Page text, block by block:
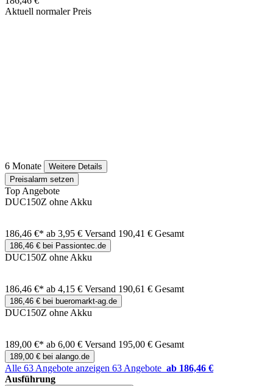
Aktuell normaler Preis
6 Monate
Weitere Details
Preisalarm setzen
Top Angebote
DUC150Z ohne Akku
186,46 €* ab 3,95 € Versand 190,41 € Gesamt
186,46 € bei Passiontec.de
DUC150Z ohne Akku
186,46 €* ab 4,15 € Versand 190,61 € Gesamt
186,46 € bei bueromarkt-ag.de
DUC150Z ohne Akku
189,00 €* ab 6,00 € Versand 195,00 € Gesamt
189,00 € bei alango.de
Alle 63 Angebote anzeigen 63 Angebote ab 186,46 €
Ausführung